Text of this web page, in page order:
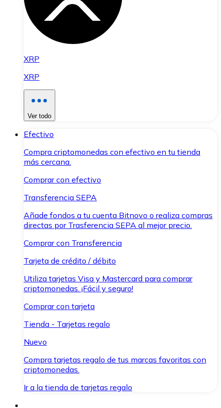
XRP
XRP
Ver todo
Efectivo
Compra criptomonedas con efectivo en tu tienda
más cercana.
Comprar con efectivo
Transferencia SEPA
Añade fondos a tu cuenta Bitnovo o realiza compras
directas por Trasferencia SEPA al mejor precio.
Comprar con Transferencia
Tarjeta de crédito / débito
Utiliza tarjetas Visa y Mastercard para comprar
criptomonedas. ¡Fácil y seguro!
Comprar con tarjeta
Tienda - Tarjetas regalo
Nuevo
Compra tarjetas regalo de tus marcas favoritas con
criptomonedas.
Ir a la tienda de tarjetas regalo